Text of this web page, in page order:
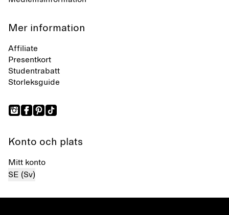
Mer information
Affiliate
Presentkort
Studentrabatt
Storleksguide
Konto och plats
Mitt konto
SE (Sv)